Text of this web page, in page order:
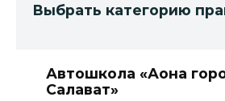
Выбрать категорию
Автошкола «Аона
Салават»